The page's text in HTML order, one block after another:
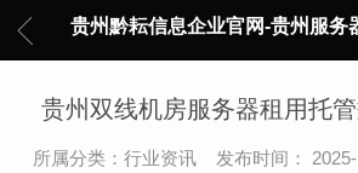
贵州双线机房服务器租用托
所属分类：行业资讯 发布时间：